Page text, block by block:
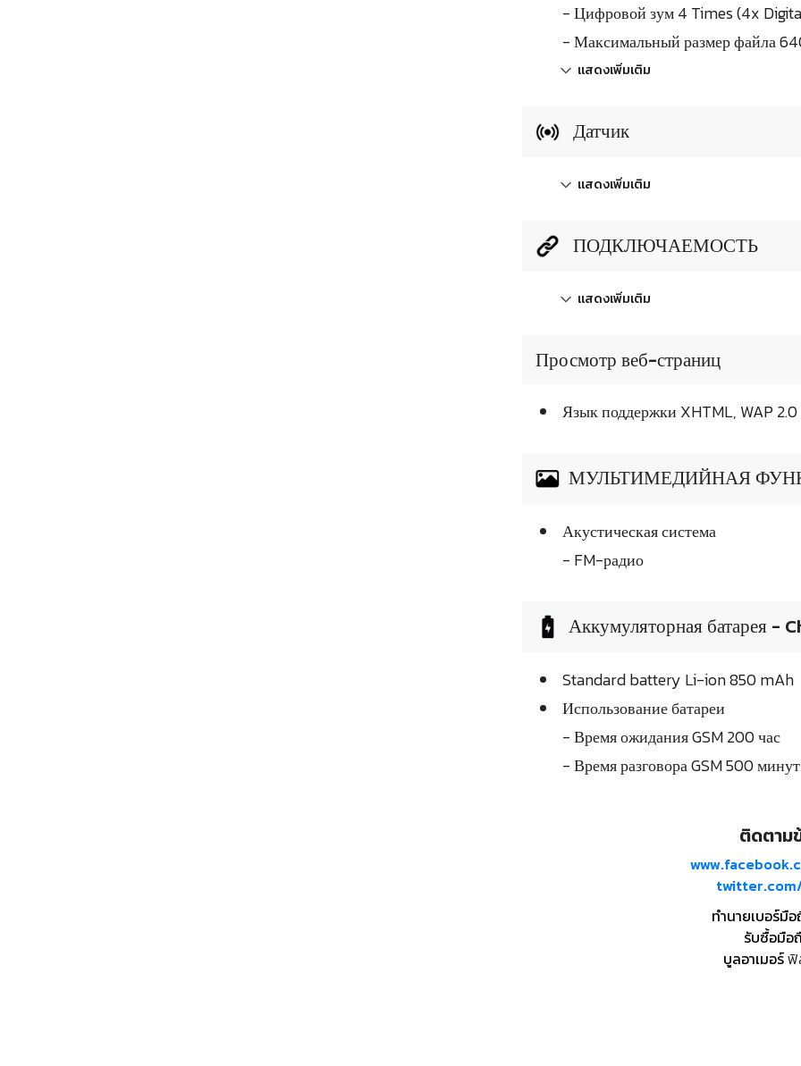
- Цифровой зум 4 Times (4x
- Максимальный размер файла
แสดงเพิ่มเติม
Датчик
แสดงเพิ่มเติม
ПОДКЛЮЧАЕМОСТЬ
แสดงเพิ่มเติม
Просмотр веб-страниц
Язык поддержки XHTML, WAP
МУЛЬТИМЕДИЙНАЯ
Акустическая система
- FM-радио
Аккумуляторная батарея -
Standard battery Li-ion 850 mAh
Использование батареи
- Время ожидания GSM 200 час
- Время разговора GSM 500 минут
ติดตาม
ทำนายเบอร์มื
รับซื้อมือ
บูลอาเมอร์ฟิ